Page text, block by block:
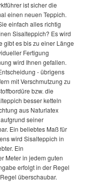
ist sicher die
einen neuen Teppich.
einfach alles richtig
Sisalteppich? Es wird
gibt es bis zu einer Länge
Fertigung
wird Ihnen gefallen.
- übrigens
mit Verschmutzung zu
bzw. die
besser ketteln
aus Naturlatex
seiner
Ein beliebtes Maß für
wird Sisalteppich in
Ein
Meter in jedem guten
erfolgt in der Regel
überschaubar.